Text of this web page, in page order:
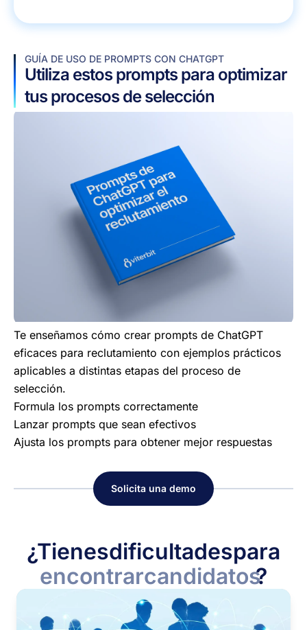
GUÍA DE USO DE PROMPTS CON CHATGPT
Utiliza estos prompts para optimizar
tus procesos de selección
Te enseñamos cómo crear prompts de ChatGPT
eficaces para reclutamiento con ejemplos prácticos
aplicables a distintas etapas del proceso de
selección.
Formula los prompts correctamente
Lanzar prompts que sean efectivos
Ajusta los prompts para obtener mejor respuestas
Solicita una demo
¿Tienesdificultadespara
encontrarcandidatos?